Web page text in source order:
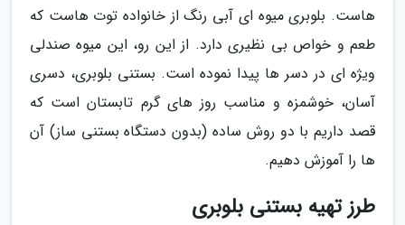
هاست. بلوبری میوه ای آبی رنگ از خانواده توت هاست که
طعم و خواص بی نظیری دارد. از این رو، این میوه صندلی
ویژه ای در دسر ها پیدا نموده است. بستنی بلوبری، دسری
آسان، خوشمزه و مناسب روز های گرم تابستان است که
قصد داریم با دو روش ساده (بدون دستگاه بستنی ساز) آن
ها را آموزش دهیم.
طرز تهیه بستنی بلوبری